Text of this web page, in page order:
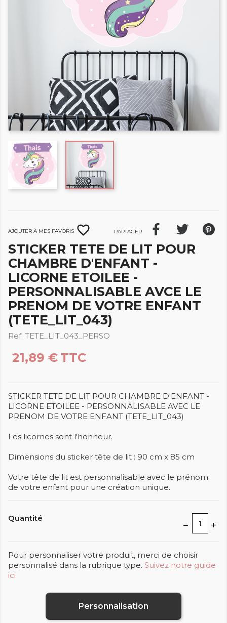
Ajouter à mes favoris favorite_border Partager
STICKER TETE DE LIT POUR
CHAMBRE D'ENFANT -
LICORNE ETOILEE -
PERSONNALISABLE AVCE LE
PRENOM DE VOTRE ENFANT
(TETE_LIT_043)
Ref. TETE_LIT_043_PERSO
21,89 € TTC
STICKER TETE DE LIT POUR CHAMBRE D'ENFANT -
LICORNE ETOILEE - PERSONNALISABLE AVEC LE
PRENOM DE VOTRE ENFANT (TETE_LIT_043)
Les licornes sont l'honneur.
Dimensions du sticker tête de lit : 90 cm x 85 cm
Votre tête de lit est personnalisable avec le prénom
de votre enfant pour une création unique.
Quantité
Pour personnaliser votre produit, merci de choisir
personnalisé dans la rubrique type. Suivez notre guide
ici
Personnalisation